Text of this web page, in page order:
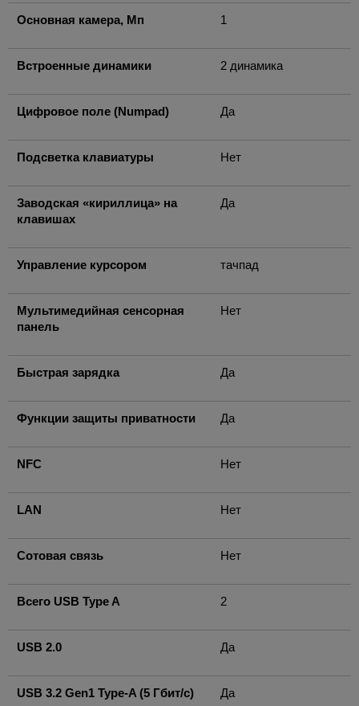
Основная камера, Мп 1
Встроенные динамики 2 динамика
Цифровое поле (Numpad) Да
Подсветка клавиатуры Нет
Заводская «кириллица» на
клавишах
Да
Управление курсором тачпад
Мультимедийная сенсорная
панель
Нет
Быстрая зарядка Да
Функции защиты приватности Да
NFC Нет
LAN Нет
Сотовая связь Нет
Всего USB Type A 2
USB 2.0 Да
USB 3.2 Gen1 Type-A (5 Гбит/с) Да